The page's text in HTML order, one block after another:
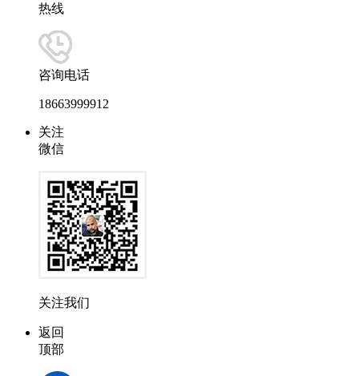
热线
咨询电话
18663999912
关注
微信
关注我们
返回
顶部